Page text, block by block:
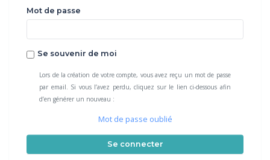
Mot de passe
Se souvenir de moi
Lors de la création de votre compte, vous avez reçu un mot de passe
par email. Si vous l’avez perdu, cliquez sur le lien ci-dessous afin
d’en générer un nouveau :
Mot de passe oublié
Se connecter